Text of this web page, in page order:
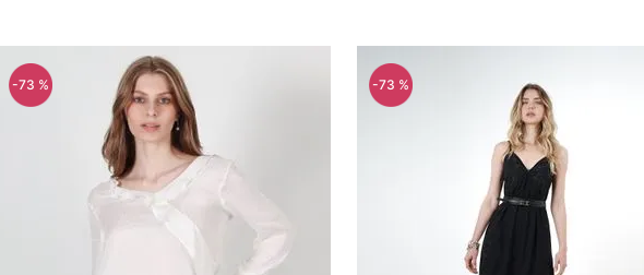
-73 % -73 %